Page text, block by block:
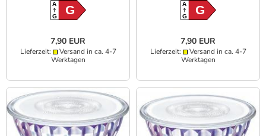
A
GG
7,90 EUR
Lieferzeit:
Versand in ca. 4-7
Werktagen
A
GG
7,90 EUR
Lieferzeit:
Versand in ca. 4-7
Werktagen